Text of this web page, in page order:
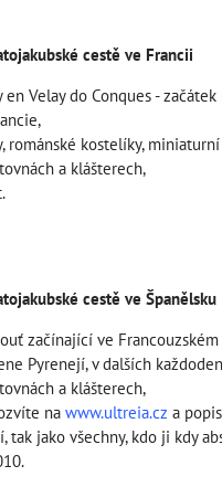
cestě ve Francii
Velay do Conques -
románské kostelíky,
a klášterech,
cestě ve Španělsku
začínající ve
Pyrenejí, v dalších
a klášterech,
na www.ultreia.cz a
tak jako všechny, kdo ji kdy